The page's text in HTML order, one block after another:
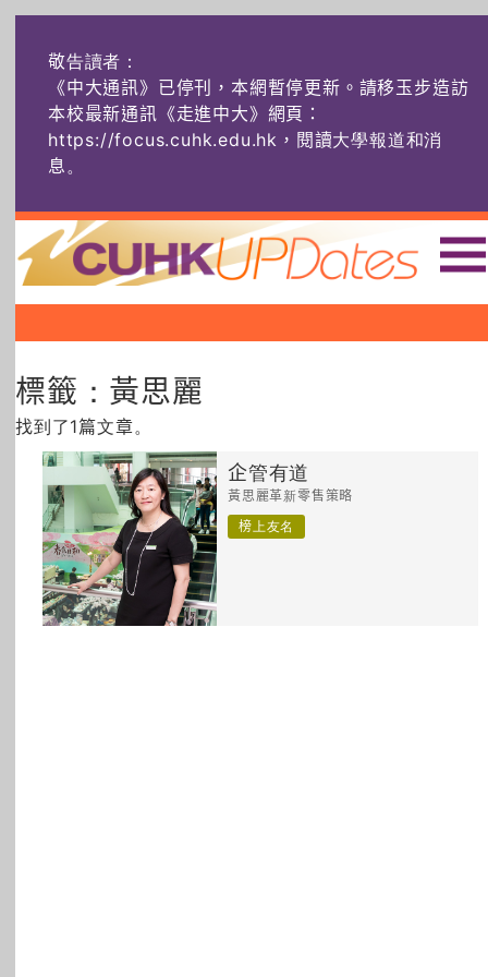
敬告讀者：
《中大通訊》已停刊，本網暫停更新。請移玉步造訪
本校最新通訊《走進中大》網頁：
https://focus.cuhk.edu.hk，閱讀大學報道和消
息。
主頁 |||
社創薈動
藝士匹靈 雅共賞
所有主題
標籤：黃思麗
找到了1篇文章。
企管有道
黃思麗革新零售策略
榜上友名